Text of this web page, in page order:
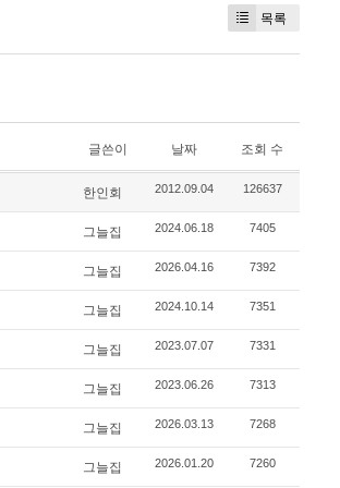
목록
글쓴이 날짜 조회 수
한인회 2012.09.04 126637
그늘집 2024.06.18 7405
그늘집 2026.04.16 7392
그늘집 2024.10.14 7351
그늘집 2023.07.07 7331
그늘집 2023.06.26 7313
그늘집 2026.03.13 7268
그늘집 2026.01.20 7260